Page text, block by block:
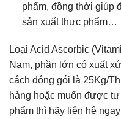
phẩm, đồng thời giúp
sản xuất thực phẩm…
Loại Acid Ascorbic
Nam, phần lớn có xuất
cách đóng gói là 25Kg/
hàng hoặc muốn được
phẩm thì hãy liên hệ